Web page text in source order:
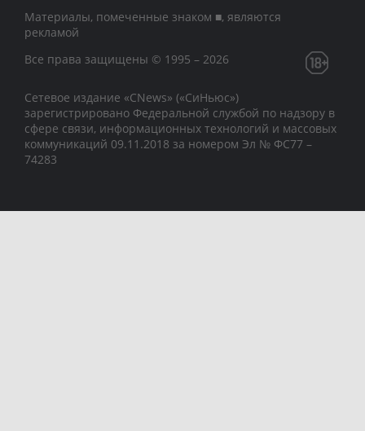
Материалы, помеченные знаком ■, являются
рекламой
Все права защищены © 1995 – 2026
Сетевое издание «CNews» («СиНьюс»)
зарегистрировано Федеральной службой по надзору в
сфере связи, информационных технологий и массовых
коммуникаций 09.11.2018 за номером Эл № ФС77 –
74283